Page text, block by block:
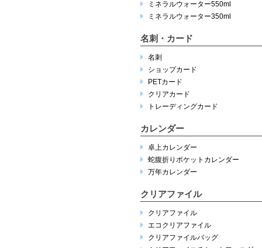
ミネラルウォーター550ml
ミネラルウォーター350ml
名刺・カード
名刺
ショップカード
PETカード
クリアカード
トレーディングカード
カレンダー
卓上カレンダー
蛇腹折りポケットカレンダー
万年カレンダー
クリアファイル
クリアファイル
エコクリアファイル
クリアファイルバッグ